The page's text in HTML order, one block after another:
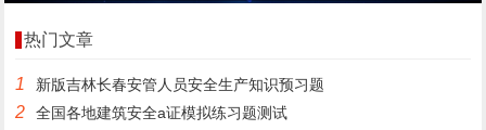
热门文章
1 新版吉林长春安管人员安全生产知识预习题
2 全国各地建筑安全a证模拟练习题测试